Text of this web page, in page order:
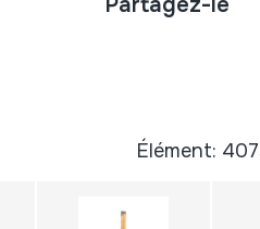
Élément: